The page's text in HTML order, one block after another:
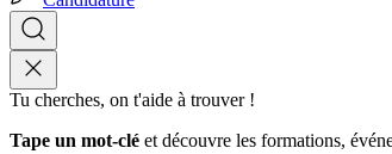
Tu cherches, on t'aide à trouver !
Tape un mot-clé et découvre les formations,